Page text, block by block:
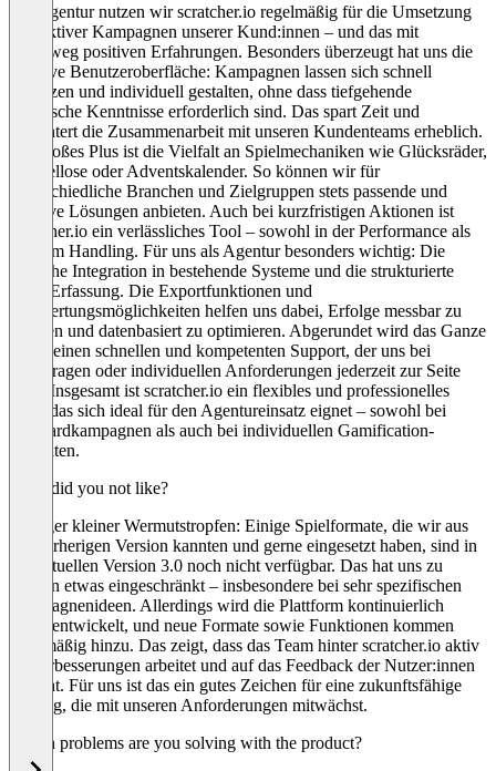
Als Agentur nutzen wir scratcher.io regelmäßig für die Umsetzung
interaktiver Kampagnen unserer Kund:innen – und das mit
durchweg positiven Erfahrungen. Besonders überzeugt hat uns die
intuitive Benutzeroberfläche: Kampagnen lassen sich schnell
aufsetzen und individuell gestalten, ohne dass tiefgehende
technische Kenntnisse erforderlich sind. Das spart Zeit und
erleichtert die Zusammenarbeit mit unseren Kundenteams erheblich.
Ein großes Plus ist die Vielfalt an Spielmechaniken wie Glücksräder,
Rubbellose oder Adventskalender. So können wir für
unterschiedliche Branchen und Zielgruppen stets passende und
kreative Lösungen anbieten. Auch bei kurzfristigen Aktionen ist
scratcher.io ein verlässliches Tool – sowohl in der Performance als
auch im Handling. Für uns als Agentur besonders wichtig: Die
einfache Integration in bestehende Systeme und die strukturierte
Lead-Erfassung. Die Exportfunktionen und
Auswertungsmöglichkeiten helfen uns dabei, Erfolge messbar zu
machen und datenbasiert zu optimieren. Abgerundet wird das Ganze
durch einen schnellen und kompetenten Support, der uns bei
Rückfragen oder individuellen Anforderungen jederzeit zur Seite
steht. Insgesamt ist scratcher.io ein flexibles und professionelles
Tool, das sich ideal für den Agentureinsatz eignet – sowohl bei
Standardkampagnen als auch bei individuellen Gamification-
Projekten.
What did you not like?
Einziger kleiner Wermutstropfen: Einige Spielformate, die wir aus
der vorherigen Version kannten und gerne eingesetzt haben, sind in
der aktuellen Version 3.0 noch nicht verfügbar. Das hat uns zu
Beginn etwas eingeschränkt – insbesondere bei sehr spezifischen
Kampagnenideen. Allerdings wird die Plattform kontinuierlich
weiterentwickelt, und neue Formate sowie Funktionen kommen
regelmäßig hinzu. Das zeigt, dass das Team hinter scratcher.io aktiv
an Verbesserungen arbeitet und auf das Feedback der Nutzer:innen
eingeht. Für uns ist das ein gutes Zeichen für eine zukunftsfähige
Lösung, die mit unseren Anforderungen mitwächst.
Which problems are you solving with the product?